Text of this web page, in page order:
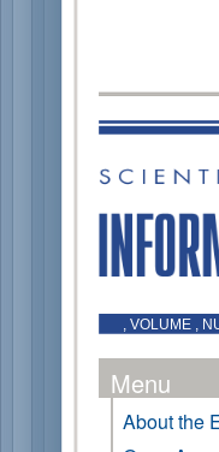
, VOLUME ,
Menu
About the